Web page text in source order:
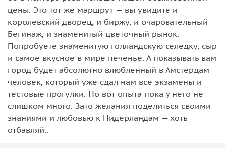
цены. Это тот же маршрут — вы увидите и
королевский дворец, и биржу, и очаровательный
Бегинаж, и знаменитый цветочный рынок.
Попробуете знаменитую голландскую селедку, сыр
и самое вкусное в мире печенье. А показывать вам
город будет абсолютно влюбленный в Амстердам
человек, который уже сдал нам все экзамены и
тестовые прогулки. Но вот опыта пока у него не
слишком много. Зато желания поделиться своими
знаниями и любовью к Нидерландам — хоть
отбавляй..